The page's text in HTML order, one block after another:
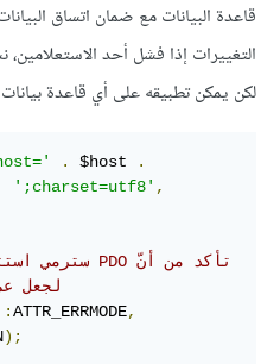
قاعدة البيانات مع ضمان اتساق
التغييرات إذا فشل أحد
لكن يمكن تطبيقه على أي قاعدة
. $host
.
';charset=utf8' ,
لجعل
ATTR_ERRMODE,
);